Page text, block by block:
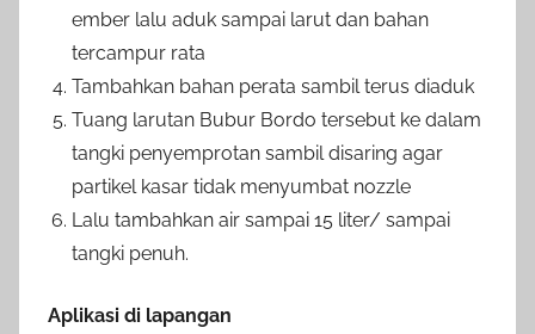
ember lalu aduk sampai larut dan bahan
tercampur rata
Tambahkan bahan perata sambil terus diaduk
Tuang larutan Bubur Bordo tersebut ke dalam
tangki penyemprotan sambil disaring agar
partikel kasar tidak menyumbat nozzle
Lalu tambahkan air sampai 15 liter/ sampai
tangki penuh.
Aplikasi di lapangan